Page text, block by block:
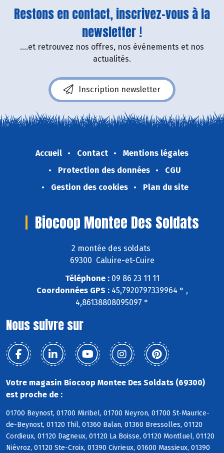
Restons en contact, inscrivez-vous à la
newsletter !
....et retrouvez nos offres, nos événements et nos
actualités.
Inscription newsletter
Accueil Contact
Mentions légales
Protection des données
CGU
Gestion des cookies
Plan du site
Biocoop Montee Des Soldats
2 montée des soldats
69300 Caluire-et-Cuire
Téléphone :09 86 23 11 11
Coordonnées GPS :45,7920797339964 ° ,
4,86138808095097 °
Nous suivre sur
Votre magasin Biocoop Montee Des Soldats (69300)
est proche de :
01700 Beynost, 01700 Miribel, 01700 Neyron, 01700 St-Maurice-
de-Beynost, 01120 Thil, 01360 Balan, 01360 Bressolles, 01120
Cordieux, 01120 Dagneux, 01120 La Boisse, 01120 Montluel, 01120
Niévroz, 01120 Ste-Croix, 01390 Civrieux, 01600 Massieux, 01390